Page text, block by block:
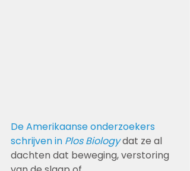
De Amerikaanse onderzoekers
schrijven in Plos Biology dat ze al
dachten dat beweging, verstoring